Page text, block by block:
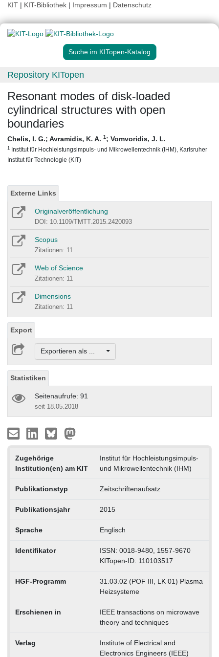
KIT | KIT-Bibliothek | Impressum | Datenschutz
Suche im KITopen-Katalog
Repository KITopen
Resonant modes of disk-loaded
cylindrical structures with open
boundaries
Chelis, I. G.; Avramidis, K. A. 1; Vomvoridis, J. L.
1 Institut für Hochleistungsimpuls- und Mikrowellentechnik (IHM), Karlsruher
Institut für Technologie (KIT)
Externe Links
Originalveröffentlichung
DOI: 10.1109/TMTT.2015.2420093
Scopus
Zitationen: 11
Web of Science
Zitationen: 11
Dimensions
Zitationen: 11
Export
Exportieren als ...
Statistiken
Seitenaufrufe: 91
seit 18.05.2018
Zugehörige
Institution(en) am KIT
Institut für Hochleistungsimpuls-
und Mikrowellentechnik (IHM)
Publikationstyp Zeitschriftenaufsatz
Publikationsjahr 2015
Sprache Englisch
Identifikator
ISSN: 0018-9480, 1557-9670
KITopen-ID: 110103517
HGF-Programm
31.03.02 (POF III, LK 01) Plasma
Heizsysteme
Erschienen in
IEEE transactions on microwave
theory and techniques
Verlag
Institute of Electrical and
Electronics Engineers (IEEE)